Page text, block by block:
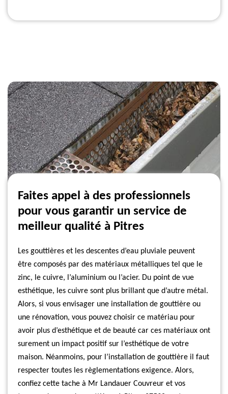
Faites appel à des professionnels
pour vous garantir un service de
meilleur qualité à Pitres
Les gouttières et les descentes d’eau pluviale peuvent
être composés par des matériaux métalliques tel que le
zinc, le cuivre, l’aluminium ou l’acier. Du point de vue
esthétique, les cuivre sont plus brillant que d’autre métal.
Alors, si vous envisager une installation de gouttière ou
une rénovation, vous pouvez choisir ce matériau pour
avoir plus d’esthétique et de beauté car ces matériaux ont
surement un impact positif sur l’esthétique de votre
maison. Néanmoins, pour l’installation de gouttière il faut
respecter toutes les règlementations exigence. Alors,
confiez cette tache à Mr Landauer Couvreur et vos